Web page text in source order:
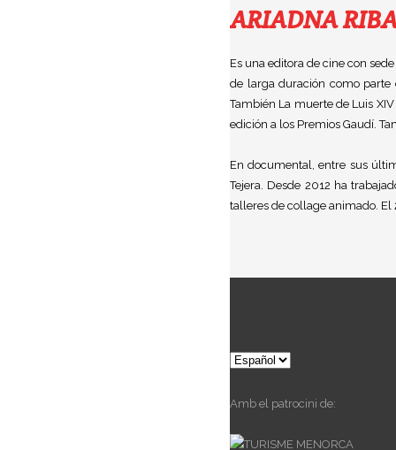
ARIADNA
Es una editora de cine con
de larga duración como parte
También La muerte de Luis
edición a los Premios Gaudí.
En documental, entre sus
Tejera. Desde 2012 ha
talleres de collage animado. El
Elegir
idioma
Amb el patrocini de: